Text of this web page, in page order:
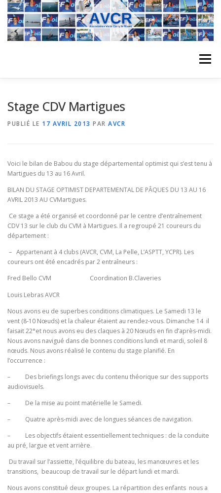
Aller
contenu
Menu
REGATES ALBUMS PHOTO
Stage CDV Martigues
PUBLIÉ LE 17 AVRIL 2013 PAR AVCR
Voici le bilan de Babou du stage départemental optimist qui s’est tenu à
Martigues du 13 au 16 Avril.
BILAN DU STAGE OPTIMIST DEPARTEMENTAL DE PÂQUES DU 13 AU 16
AVRIL 2013 AU CVMartigues.
Ce stage a été organisé et coordonné par le centre d’entraînement
CDV 13 sur le club du CVM à Martigues. Il a regroupé 21 coureurs du
département :
– Appartenant à 4 clubs (AVCR, CVM, La Pelle, L’ASPTT, YCPR). Les
coureurs ont été encadrés par 2 entraîneurs :
Fred Bello CVM Coordination B.Claveries
Louis Lebras AVCR
Nous avons eu de superbes conditions climatiques. Le Samedi 13 le
vent (8-10 Nœuds) et la chaleur étaient au rendez-vous. Dimanche 14 il
faisait 22°et nous avons eu des claques à 20 Nœuds en fin d’après-midi.
Nous avons navigué dans de bonnes conditions lundi et mardi, soleil 8
nœuds. Nous avons réalisé le contenu du stage planifié. En
l’occurrence :
– Des briefings longs avec du contenu théorique sur des supports
audiovisuels.
– De la mise au point matérielle le Samedi.
– Quatre après-midi avec de longues séances de navigation.
– Les objectifs étaient essentiellement techniques : de la conduite
au pré, largue et vent arrière.
Du travail sur l’assiette, l’équilibre du bateau, les manœuvres et les
transitions, beaucoup de travail sur le départ lundi et mardi.
Nous avons constitué deux groupes. La répartition des enfants nous a